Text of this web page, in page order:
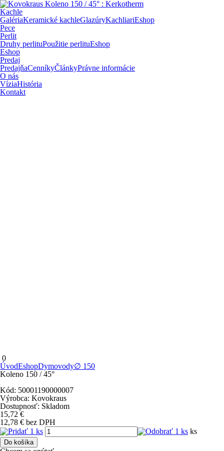
Kachle
GalériaKeramické kachleGlazúryKachliariEshop
Pece
Perlit
Druhy perlituPoužitie perlituEshop
Eshop
Predaj
PredajňaCenníkyČlánkyPrávne informácie
O nás
VíziaHistória
Kontakt
0
ÚvodEshopDymovody∅ 150
Koleno 150 / 45°
Kód: 50001190000007
Výrobca: Kovokraus
Dostupnosť: Skladom
15,72 €
12,78 € bez DPH
ks
Do košíka